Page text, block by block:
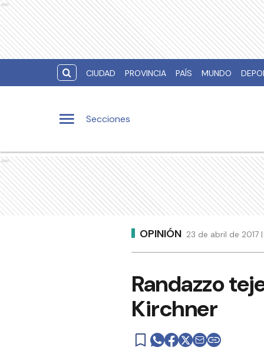
Ads
CIUDAD PROVINCIA PAÍS MUNDO
Secciones
Ads
OPINIÓN 23 de abril de
Randazzo
Kirchner